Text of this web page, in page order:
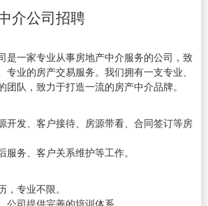
介公司招聘
是一家专业从事房地产中介服务的公司，致
专业的房产交易服务。我们拥有一支专业、
团队，致力于打造一流的房产中介品牌。
开发、客户接待、房源带看、合同签订等房
务、客户关系维护等工作。
专业不限。